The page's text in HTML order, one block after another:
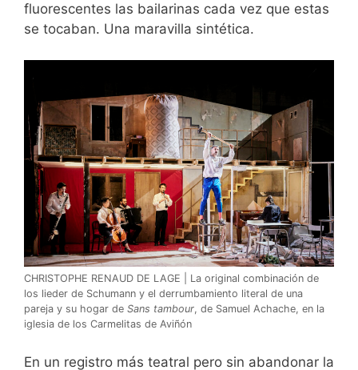
fluorescentes las bailarinas cada vez que estas
se tocaban. Una maravilla sintética.
CHRISTOPHE RENAUD DE LAGE | La original combinación de
los lieder de Schumann y el derrumbamiento literal de una
pareja y su hogar de Sans tambour, de Samuel Achache, en la
iglesia de los Carmelitas de Aviñón
En un registro más teatral pero sin abandonar la